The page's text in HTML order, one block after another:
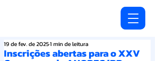
Inscrições abertas para o XXV
19 de fev. de 20251 min de leitura